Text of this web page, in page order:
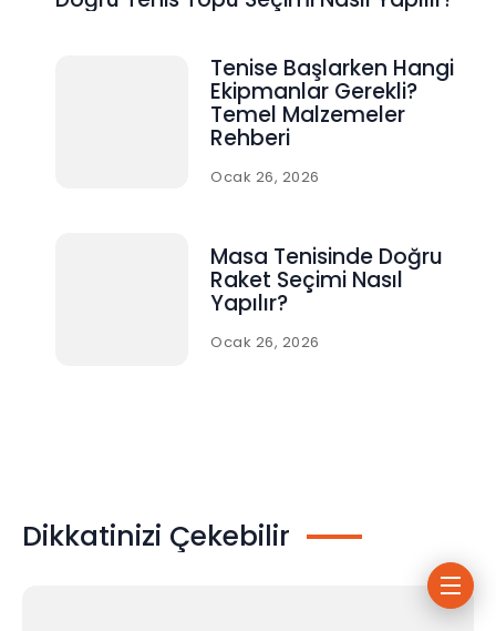
Tenise Başlarken Hangi
Ekipmanlar Gerekli?
Temel Malzemeler
Rehberi
Ocak 26, 2026
Masa Tenisinde Doğru
Raket Seçimi Nasıl
Yapılır?
Ocak 26, 2026
Dikkatinizi Çekebilir